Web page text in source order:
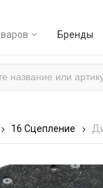
Бренды
16 Сцепление